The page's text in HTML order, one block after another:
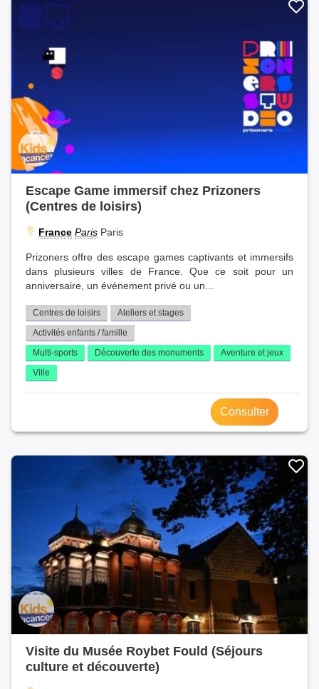
Escape Game immersif chez Prizoners
(Centres de loisirs)
France Paris Paris
Prizoners offre des escape games captivants et immersifs
dans plusieurs villes de France. Que ce soit pour un
anniversaire, un événement privé ou un...
Centres de loisirs
Ateliers et stages
Activités enfants / famille
Multi-sports
Découverte des monuments
Aventure et jeux
Ville
Consulter
Visite du Musée Roybet Fould (Séjours
culture et découverte)